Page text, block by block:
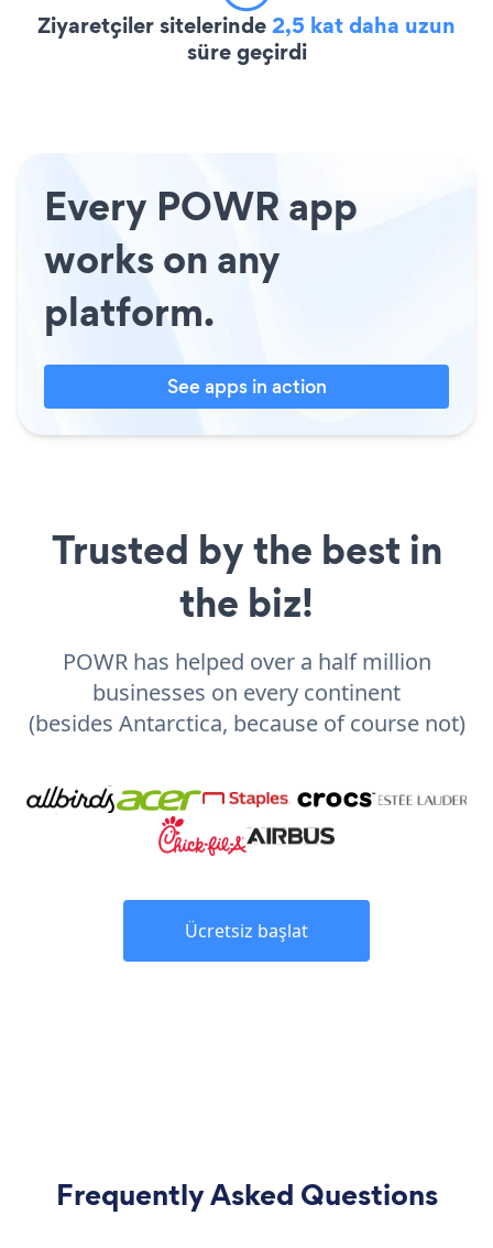
Ziyaretçiler sitelerinde2,5 kat daha uzun
süre geçirdi
Every POWR app
works on any
platform.
See apps in action
Trusted by the best in
the biz!
POWR has helped over a half million
businesses on every continent
(besides Antarctica, because of course not)
Ücretsiz başlat
Frequently Asked Questions